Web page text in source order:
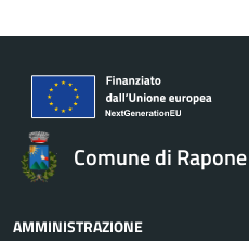
Comune di Rapone
AMMINISTRAZIONE